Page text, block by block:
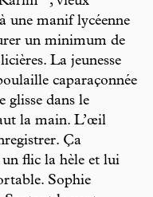
une manif lycéenne
un minimum de
La jeunesse
caparaçonnée
glisse dans le
la main. L’œil
Ça
un flic la hèle et lui
Sophie